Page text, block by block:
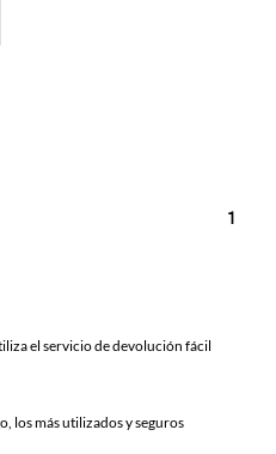
1
el servicio de devolución fácil
los más utilizados y seguros